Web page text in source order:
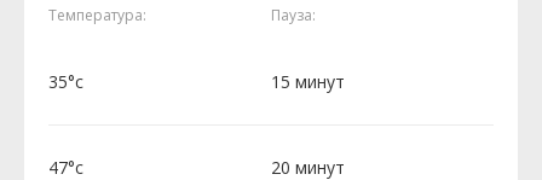
Температура: Пауза:
35°c 15 минут
47°c 20 минут